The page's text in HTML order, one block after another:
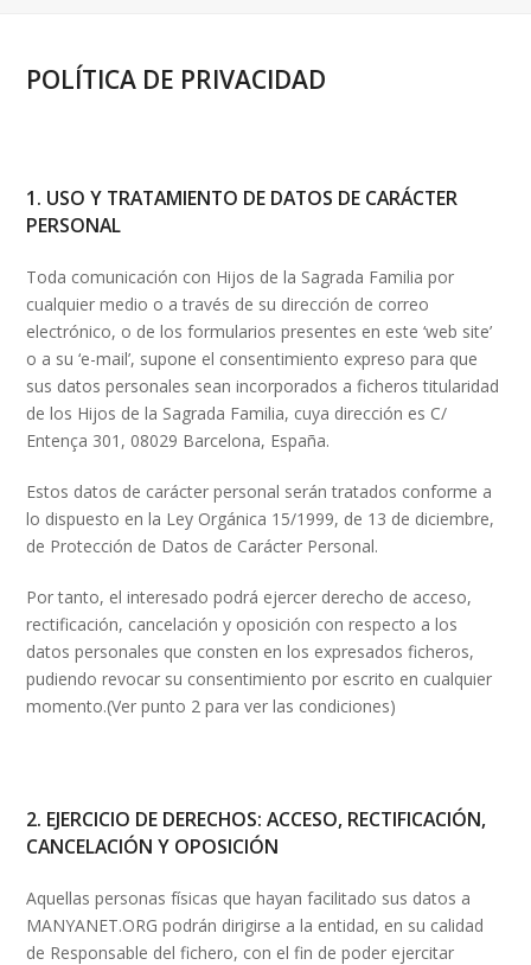
POLÍTICA DE PRIVACIDAD
1. USO Y TRATAMIENTO DE DATOS DE CARÁCTER
PERSONAL
Toda comunicación con Hijos de la Sagrada Familia por
cualquier medio o a través de su dirección de correo
electrónico, o de los formularios presentes en este ‘web site’
o a su ‘e-mail’, supone el consentimiento expreso para que
sus datos personales sean incorporados a ficheros titularidad
de los Hijos de la Sagrada Familia, cuya dirección es C/
Entença 301, 08029 Barcelona, España.
Estos datos de carácter personal serán tratados conforme a
lo dispuesto en la Ley Orgánica 15/1999, de 13 de diciembre,
de Protección de Datos de Carácter Personal.
Por tanto, el interesado podrá ejercer derecho de acceso,
rectificación, cancelación y oposición con respecto a los
datos personales que consten en los expresados ficheros,
pudiendo revocar su consentimiento por escrito en cualquier
momento.(Ver punto 2 para ver las condiciones)
2. EJERCICIO DE DERECHOS: ACCESO, RECTIFICACIÓN,
CANCELACIÓN Y OPOSICIÓN
Aquellas personas físicas que hayan facilitado sus datos a
MANYANET.ORG podrán dirigirse a la entidad, en su calidad
de Responsable del fichero, con el fin de poder ejercitar